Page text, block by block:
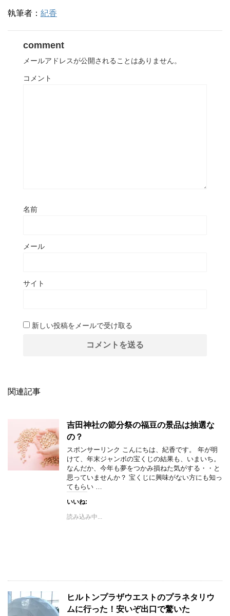
執筆者： 紀香
comment
メールアドレスが公開されることはありません。
コメント
名前
メール
サイト
新しい投稿をメールで受け取る
関連記事
吉田神社の節分祭の福豆の景品は抽選な
の？
スポンサーリンク こんにちは、紀香です。 年が明
けて、年末ジャンボの宝くじの結果も、いまいち。
なんだか、今年も夢をつかみ損ねた気がする・・と
思っていませんか？ 宝くじに興味がない方にも知っ
てもらい …
いいね:
読み込み中...
ヒルトンプラザウエストのプラネタリウ
ムに行った！安いぞ出口で驚いた